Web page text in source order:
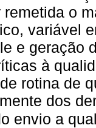
remetida o
variável
e geração
à
rotina de
dos
envio a